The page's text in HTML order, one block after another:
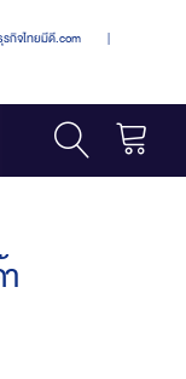
กิจไทยมีดี.com |